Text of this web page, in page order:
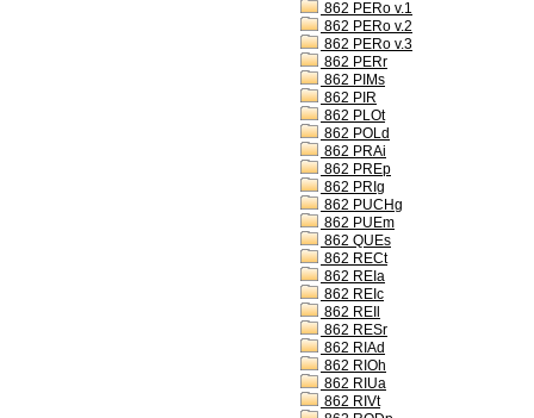
862 PERo v.1
862 PERo v.2
862 PERo v.3
862 PERr
862 PIMs
862 PIR
862 PLOt
862 POLd
862 PRAi
862 PREp
862 PRIg
862 PUCHg
862 PUEm
862 QUEs
862 RECt
862 REIa
862 REIc
862 REIl
862 RESr
862 RIAd
862 RIOh
862 RIUa
862 RIVt